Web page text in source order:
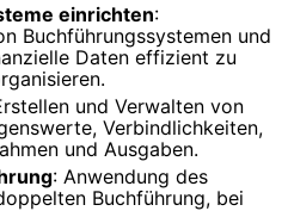
einrichten:
Buchführungssystemen und
Daten effizient zu
und Verwalten von
Verbindlichkeiten,
und Ausgaben.
: Anwendung des
Buchführung, bei